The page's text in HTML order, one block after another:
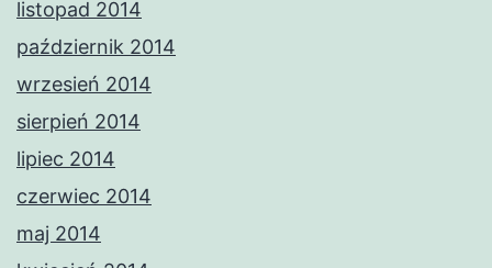
listopad 2014
październik 2014
wrzesień 2014
sierpień 2014
lipiec 2014
czerwiec 2014
maj 2014